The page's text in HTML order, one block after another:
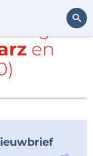
tags
en